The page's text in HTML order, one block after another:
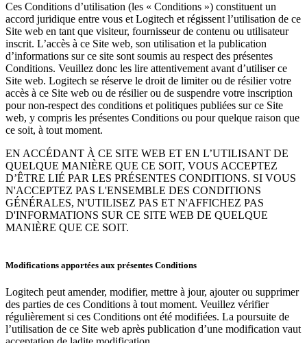
Ces Conditions d’utilisation (les « Conditions ») constituent un
accord juridique entre vous et Logitech et régissent l’utilisation de ce
Site web en tant que visiteur, fournisseur de contenu ou utilisateur
inscrit. L’accès à ce Site web, son utilisation et la publication
d’informations sur ce site sont soumis au respect des présentes
Conditions. Veuillez donc les lire attentivement avant d’utiliser ce
Site web. Logitech se réserve le droit de limiter ou de résilier votre
accès à ce Site web ou de résilier ou de suspendre votre inscription
pour non-respect des conditions et politiques publiées sur ce Site
web, y compris les présentes Conditions ou pour quelque raison que
ce soit, à tout moment.
EN ACCÉDANT À CE SITE WEB ET EN L’UTILISANT DE
QUELQUE MANIÈRE QUE CE SOIT, VOUS ACCEPTEZ
D’ÊTRE LIÉ PAR LES PRÉSENTES CONDITIONS. SI VOUS
N'ACCEPTEZ PAS L'ENSEMBLE DES CONDITIONS
GÉNÉRALES, N'UTILISEZ PAS ET N'AFFICHEZ PAS
D'INFORMATIONS SUR CE SITE WEB DE QUELQUE
MANIÈRE QUE CE SOIT.
Modifications apportées aux présentes Conditions
Logitech peut amender, modifier, mettre à jour, ajouter ou supprimer
des parties de ces Conditions à tout moment. Veuillez vérifier
régulièrement si ces Conditions ont été modifiées. La poursuite de
l’utilisation de ce Site web après publication d’une modification vaut